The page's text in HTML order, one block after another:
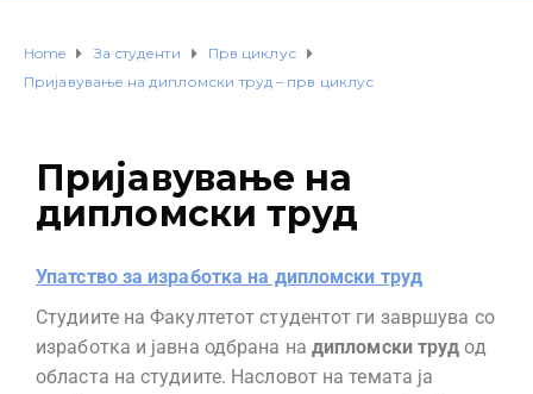
Home За студенти
Прв циклус
Пријавување на дипломски труд – прв циклус
Пријавување на
дипломски труд
Упатство за изработка на дипломски труд
Студиите на Факултетот студентот ги завршува со
изработка и јавна одбрана на дипломски труд од
областа на студиите. Насловот на темата ја